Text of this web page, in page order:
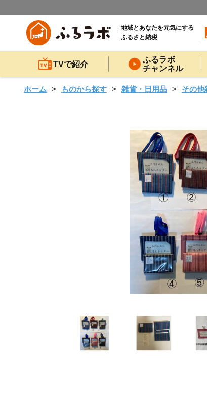
地域とあなたを元気にする
ふるさと納税
TVで紹介
ふるラボ
チャンネル
ホーム ものから探す 雑貨・日用品 その他